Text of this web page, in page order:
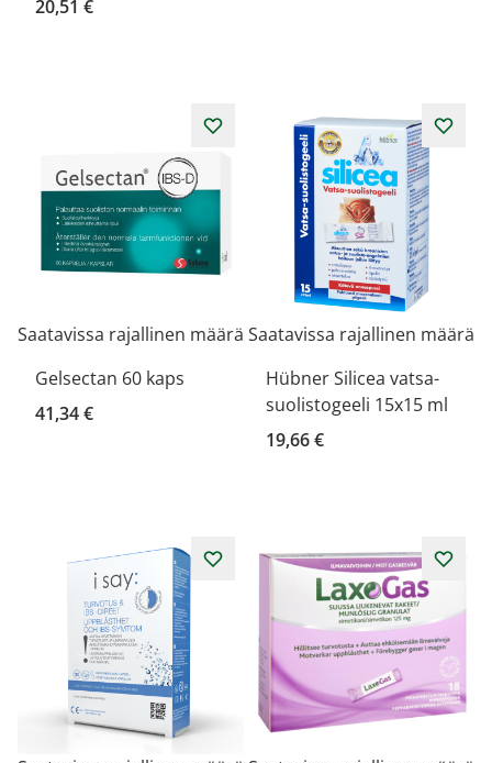
20,51 €
Saatavissa rajallinen määrä
Gelsectan 60 kaps
41,34 €
Saatavissa rajallinen määrä
Hübner Silicea vatsa-
suolistogeeli 15x15 ml
19,66 €